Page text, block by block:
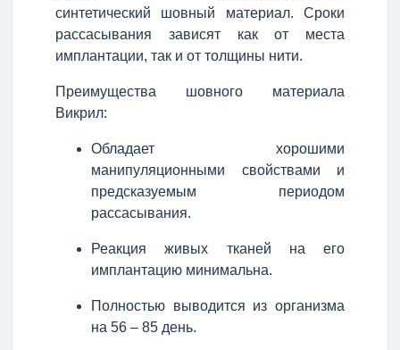
синтетический шовный материал. Сроки
рассасывания зависят как от места
имплантации, так и от толщины нити.
Преимущества шовного материала
Викрил:
Обладает хорошими
манипуляционными свойствами и
предсказуемым периодом
рассасывания.
Реакция живых тканей на его
имплантацию минимальна.
Полностью выводится из организма
на 56 – 85 день.